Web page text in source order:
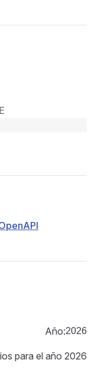
Año:
para el año 2026